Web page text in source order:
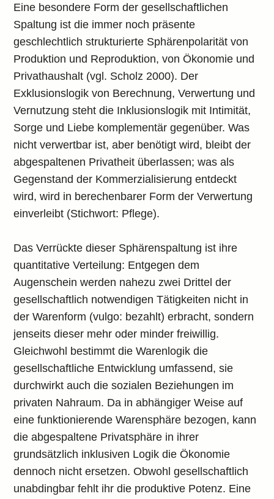
Eine besondere Form der gesellschaftlichen
Spaltung ist die immer noch präsente
geschlechtlich strukturierte Sphärenpolarität von
Produktion und Reproduktion, von Ökonomie und
Privathaushalt (vgl. Scholz 2000). Der
Exklusionslogik von Berechnung, Verwertung und
Vernutzung steht die Inklusionslogik mit Intimität,
Sorge und Liebe komplementär gegenüber. Was
nicht verwertbar ist, aber benötigt wird, bleibt der
abgespaltenen Privatheit überlassen; was als
Gegenstand der Kommerzialisierung entdeckt
wird, wird in berechenbarer Form der Verwertung
einverleibt (Stichwort: Pflege).
Das Verrückte dieser Sphärenspaltung ist ihre
quantitative Verteilung: Entgegen dem
Augenschein werden nahezu zwei Drittel der
gesellschaftlich notwendigen Tätigkeiten nicht in
der Warenform (vulgo: bezahlt) erbracht, sondern
jenseits dieser mehr oder minder freiwillig.
Gleichwohl bestimmt die Warenlogik die
gesellschaftliche Entwicklung umfassend, sie
durchwirkt auch die sozialen Beziehungen im
privaten Nahraum. Da in abhängiger Weise auf
eine funktionierende Warensphäre bezogen, kann
die abgespaltene Privatsphäre in ihrer
grundsätzlich inklusiven Logik die Ökonomie
dennoch nicht ersetzen. Obwohl gesellschaftlich
unabdingbar fehlt ihr die produktive Potenz. Eine